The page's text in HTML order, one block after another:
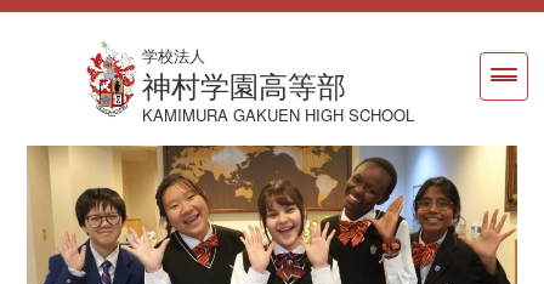
学校法人
神村学園高等部
KAMIMURA GAKUEN HIGH SCHOOL